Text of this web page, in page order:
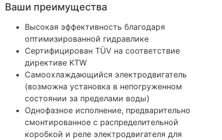
Ваши преимущества
Высокая эффективность благодаря
оптимизированной гидравлике
Сертифицирован TÜV на соответствие
директиве KTW
Самоохлаждающийся электродвигатель
(возможна установка в непогруженном
состоянии за пределами воды)
Однофазное исполнение, предварительно
смонтированное с распределительной
коробкой и реле электродвигателя для